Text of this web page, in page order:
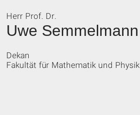
Uwe Semmelmann
Herr Prof. Dr.
Dekan
Fakultät für Mathematik und Physik